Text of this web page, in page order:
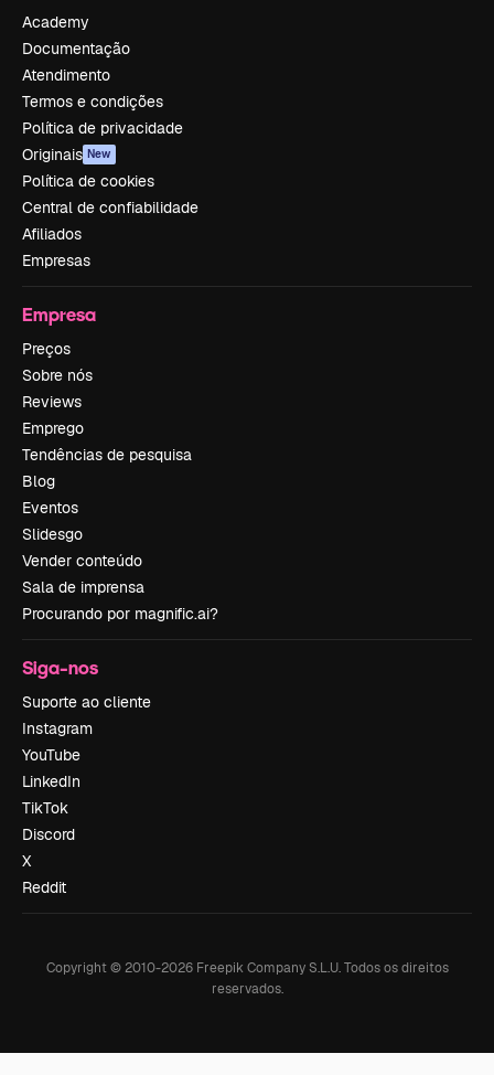
Academy
Documentação
Atendimento
Termos e condições
Política de privacidade
Originais New
Política de cookies
Central de confiabilidade
Afiliados
Empresas
Empresa
Preços
Sobre nós
Reviews
Emprego
Tendências de pesquisa
Blog
Eventos
Slidesgo
Vender conteúdo
Sala de imprensa
Procurando por magnific.ai?
Siga-nos
Suporte ao cliente
Instagram
YouTube
LinkedIn
TikTok
Discord
X
Reddit
Copyright © 2010-2026Freepik Company S.L.U. Todos os direitos
reservados.